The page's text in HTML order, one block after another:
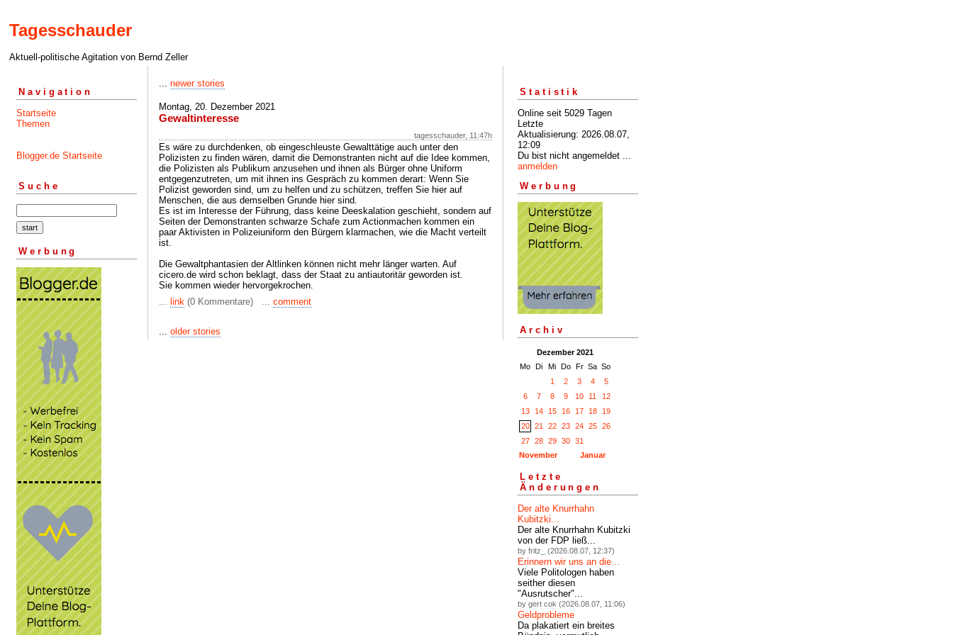
Tagesschauder
Aktuell-politische Agitation von Bernd Zeller
Navigation
Startseite
Themen
Blogger.de Startseite
Suche
Werbung
... newer stories
Montag, 20. Dezember 2021
Gewaltinteresse
tagesschauder, 11:47h
Es wäre zu durchdenken, ob eingeschleuste Gewalttätige auch unter den
Polizisten zu finden wären, damit die Demonstranten nicht auf die Idee kommen,
die Polizisten als Publikum anzusehen und ihnen als Bürger ohne Uniform
entgegenzutreten, um mit ihnen ins Gespräch zu kommen derart: Wenn Sie
Polizist geworden sind, um zu helfen und zu schützen, treffen Sie hier auf
Menschen, die aus demselben Grunde hier sind.
Es ist im Interesse der Führung, dass keine Deeskalation geschieht, sondern auf
Seiten der Demonstranten schwarze Schafe zum Actionmachen kommen ein
paar Aktivisten in Polizeiuniform den Bürgern klarmachen, wie die Macht verteilt
ist.
Die Gewaltphantasien der Altlinken können nicht mehr länger warten. Auf
cicero.de wird schon beklagt, dass der Staat zu antiautoritär geworden ist.
Sie kommen wieder hervorgekrochen.
... link (0 Kommentare) ... comment
... older stories
Statistik
Online seit 5029 Tagen
Letzte
Aktualisierung: 2026.08.07,
12:09
Du bist nicht angemeldet ...
anmelden
Werbung
Archiv
Dezember 2021
Mo Di Mi Do Fr Sa So
1
2 3 4
5
6
7 8 9 10 11
12
13
14 15 16 17 18
19
20
21 22 23 24 25
26
27
28 29 30 31
November
Januar
Letzte
Änderungen
Der alte Knurrhahn
Kubitzki...
Der alte Knurrhahn Kubitzki
von der FDP ließ...
by fritz_ (2026.08.07, 12:37)
Erinnern wir uns an die...
Viele Politologen haben
seither diesen
"Ausrutscher"...
by gert cok (2026.08.07, 11:06)
Geldprobleme
Da plakatiert ein breites